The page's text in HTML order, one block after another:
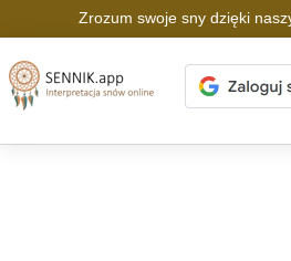
Zrozum swoje sny dzięki